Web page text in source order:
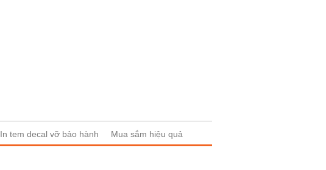
In tem decal vỡ bảo hành Mua sắm hiệu quả